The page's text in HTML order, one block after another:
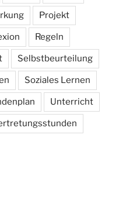
Projekt
Regeln
Selbstbeurteilung
Soziales Lernen
Unterricht